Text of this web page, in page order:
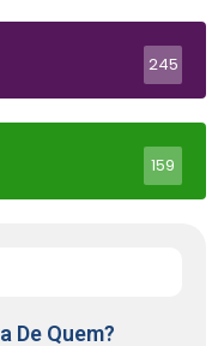
245
159
De Quem?